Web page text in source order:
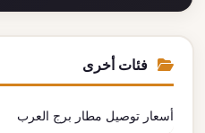
فئات أخرى
أسعار توصيل مطار برج العرب